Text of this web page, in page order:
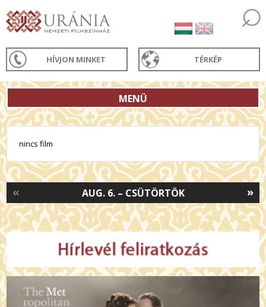
HÍVJON MINKET TÉRKÉP
MENÜ
nincs film
»
AUG. 6. – CSÜTÖRTÖK
«